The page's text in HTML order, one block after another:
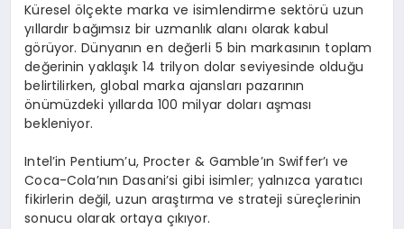
Küresel ölçekte marka ve isimlendirme sektörü uzun
yıllardır bağımsız bir uzmanlık alanı olarak kabul
görüyor. Dünyanın en değerli 5 bin markasının toplam
değerinin yaklaşık 14 trilyon dolar seviyesinde olduğu
belirtilirken, global marka ajansları pazarının
önümüzdeki yıllarda 100 milyar doları aşması
bekleniyor.
Intel’in Pentium’u, Procter & Gamble’ın Swiffer’ı ve
Coca-Cola’nın Dasani’si gibi isimler; yalnızca yaratıcı
fikirlerin değil, uzun araştırma ve strateji süreçlerinin
sonucu olarak ortaya çıkıyor.